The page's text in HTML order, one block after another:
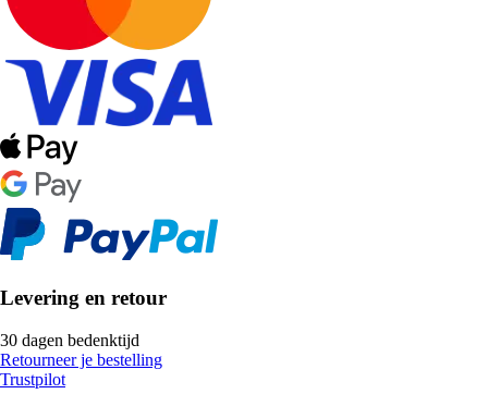
Levering en retour
30 dagen bedenktijd
Retourneer je bestelling
Trustpilot